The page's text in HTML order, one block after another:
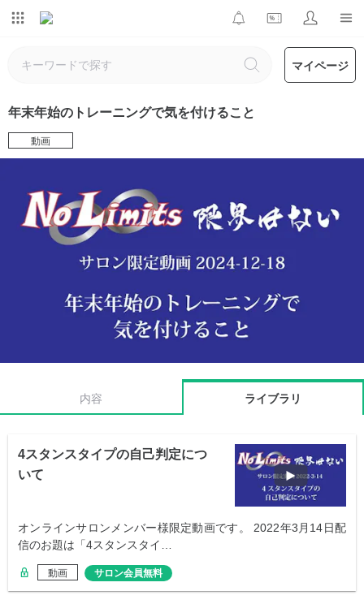
マイページ
年末年始のトレーニングで気を付けること
動画
内容 ライブラリ
4スタンスタイプの自己判定につ
いて
オンラインサロンメンバー様限定動画です。 2022年3月14日配
信のお題は「4スタンスタイ…
動画 サロン会員無料